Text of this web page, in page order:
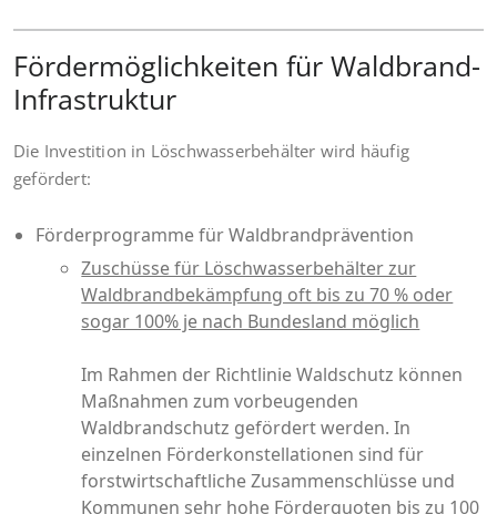
Fördermöglichkeiten für Waldbrand-
Infrastruktur
Die Investition in Löschwasserbehälter wird häufig
gefördert:
Förderprogramme für Waldbrandprävention
Zuschüsse für Löschwasserbehälter zur
Waldbrandbekämpfung oft bis zu 70 % oder
sogar 100% je nach Bundesland möglich
Im Rahmen der Richtlinie Waldschutz können
Maßnahmen zum vorbeugenden
Waldbrandschutz gefördert werden. In
einzelnen Förderkonstellationen sind für
forstwirtschaftliche Zusammenschlüsse und
Kommunen sehr hohe Förderquoten bis zu 100